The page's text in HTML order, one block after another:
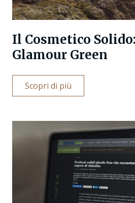
Il Cosmetico
Glamour Green
Scopri di più